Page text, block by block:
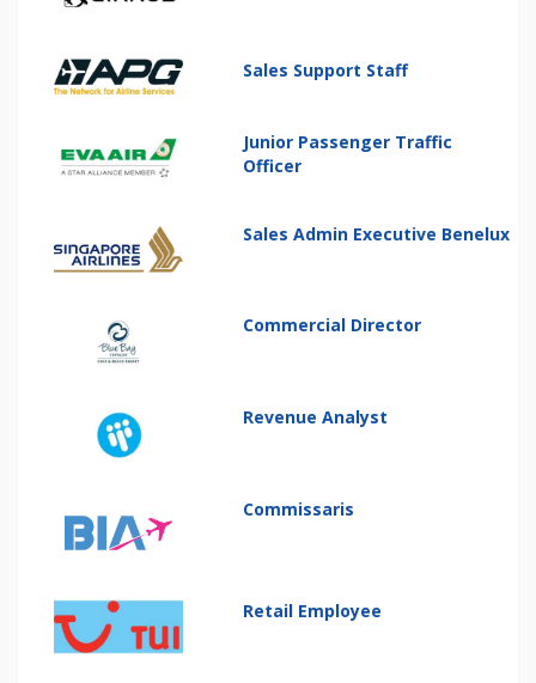
Sales Support Staff
Junior Passenger Traffic
Officer
Sales Admin Executive Benelux
Commercial Director
Revenue Analyst
Commissaris
Retail Employee